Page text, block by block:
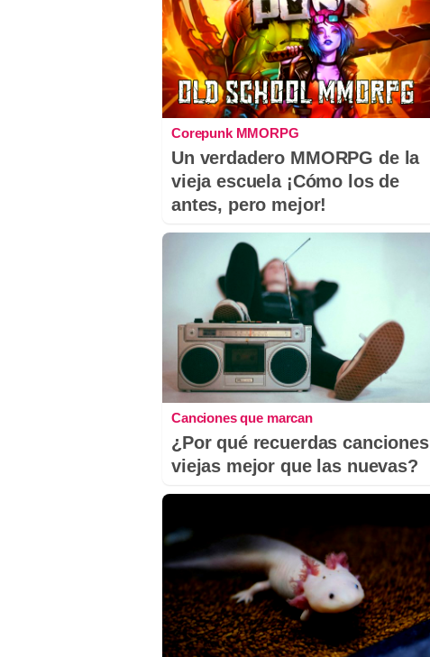
Corepunk MMORPG
Un verdadero MMORPG de la
vieja escuela ¡Cómo los de
antes, pero mejor!
Canciones que marcan
¿Por qué recuerdas canciones
viejas mejor que las nuevas?